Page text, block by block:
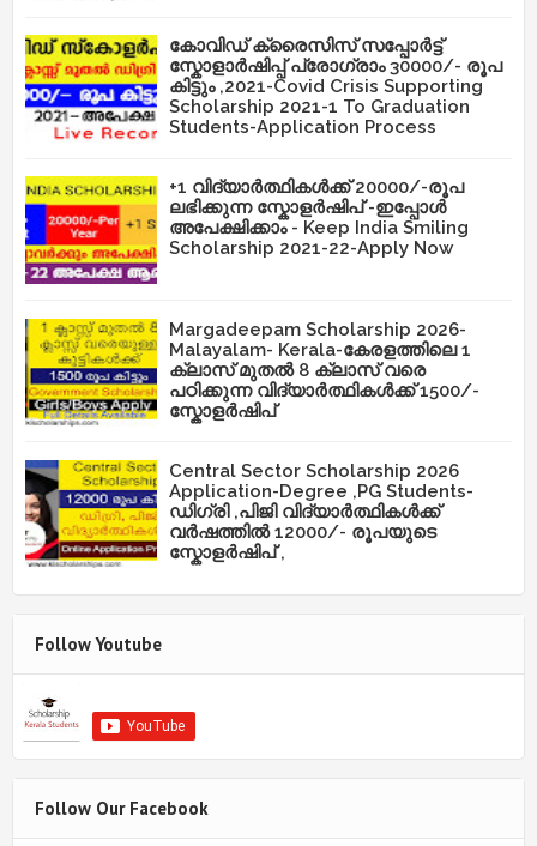
കോവിഡ് ക്രൈസിസ് സപ്പോർട്ട്
സ്കോളാർഷിപ്പ് പ്രോഗ്രാം 30000/- രൂപ
കിട്ടും ,2021-Covid Crisis Supporting
Scholarship 2021-1 To Graduation
Students-Application Process
+1 വിദ്യാർത്ഥികൾക്ക് 20000/-രൂപ
ലഭിക്കുന്ന സ്കോളർഷിപ് -ഇപ്പോൾ
അപേക്ഷിക്കാം - Keep India Smiling
Scholarship 2021-22-Apply Now
Margadeepam Scholarship 2026-
Malayalam- Kerala-കേരളത്തിലെ 1
ക്ലാസ് മുതൽ 8 ക്ലാസ് വരെ
പഠിക്കുന്ന വിദ്യാർത്ഥികൾക്ക് 1500/-
സ്കോളർഷിപ്
Central Sector Scholarship 2026
Application-Degree ,PG Students-
ഡിഗ്രി ,പിജി വിദ്യാർത്ഥികൾക്ക്
വർഷത്തിൽ 12000/- രൂപയുടെ
സ്കോളർഷിപ് ,
Follow Youtube
Follow Our Facebook